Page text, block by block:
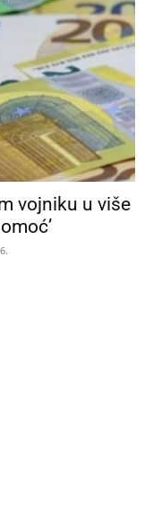
vojniku u više